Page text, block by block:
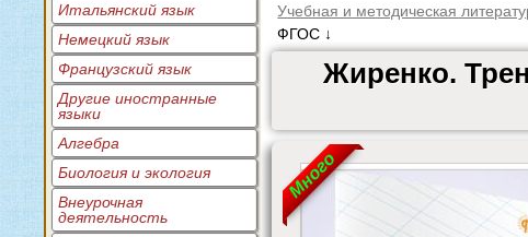
Итальянский язык
Немецкий язык
Французский язык
Другие иностранные
языки
Алгебра
Биология и экология
Внеурочная
деятельность
Учебная и методическая
ФГОС ↓
Жиренко.
Много